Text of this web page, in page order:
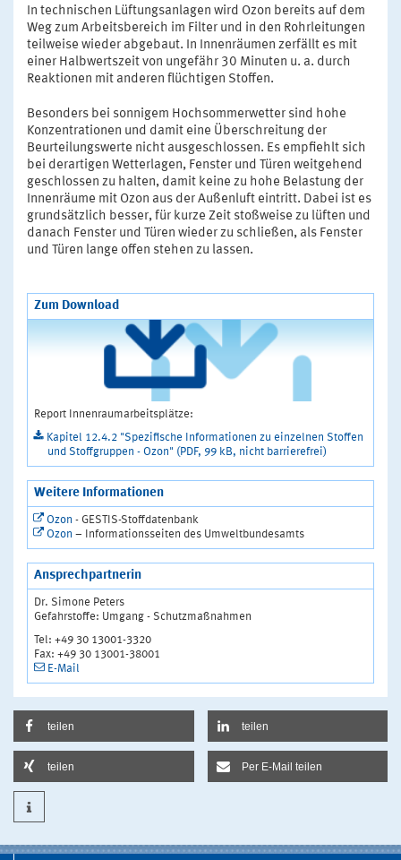
In technischen Lüftungsanlagen wird Ozon bereits auf dem
Weg zum Arbeitsbereich im Filter und in den Rohrleitungen
teilweise wieder abgebaut. In Innenräumen zerfällt es mit
einer Halbwertszeit von ungefähr 30 Minuten u. a. durch
Reaktionen mit anderen flüchtigen Stoffen.
Besonders bei sonnigem Hochsommerwetter sind hohe
Konzentrationen und damit eine Überschreitung der
Beurteilungswerte nicht ausgeschlossen. Es empfiehlt sich
bei derartigen Wetterlagen, Fenster und Türen weitgehend
geschlossen zu halten, damit keine zu hohe Belastung der
Innenräume mit Ozon aus der Außenluft eintritt. Dabei ist es
grundsätzlich besser, für kurze Zeit stoßweise zu lüften und
danach Fenster und Türen wieder zu schließen, als Fenster
und Türen lange offen stehen zu lassen.
Zum Download
Report Innenraumarbeitsplätze:
Kapitel 12.4.2 "Spezifische Informationen zu einzelnen Stoffen
und Stoffgruppen - Ozon" (PDF, 99 kB, nicht barrierefrei)
Weitere Informationen
Ozon - GESTIS-Stoffdatenbank
Ozon – Informationsseiten des Umweltbundesamts
Ansprechpartnerin
Dr. Simone Peters
Gefahrstoffe: Umgang - Schutzmaßnahmen
Tel: +49 30 13001-3320
Fax: +49 30 13001-38001
E-Mail
teilen teilen
teilen Per E-Mail teilen